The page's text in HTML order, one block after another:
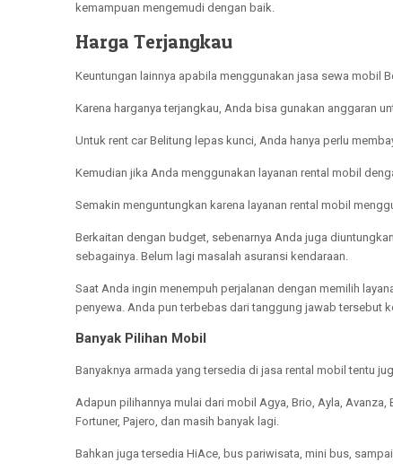
kemampuan mengemudi dengan baik.
Harga Terjangkau
Keuntungan lainnya apabila menggunakan jasa sewa mobil
Karena harganya terjangkau, Anda bisa gunakan anggaran
Untuk rent car Belitung lepas kunci, Anda hanya perlu
Kemudian jika Anda menggunakan layanan rental mobil
Semakin menguntungkan karena layanan rental mobil
Berkaitan dengan budget, sebenarnya Anda juga
sebagainya. Belum lagi masalah asuransi kendaraan.
Saat Anda ingin menempuh perjalanan dengan memilih
penyewa. Anda pun terbebas dari tanggung jawab tersebut
Banyak Pilihan Mobil
Banyaknya armada yang tersedia di jasa rental mobil tentu
Adapun pilihannya mulai dari mobil Agya, Brio, Ayla, Avanza,
Fortuner, Pajero, dan masih banyak lagi.
Bahkan juga tersedia HiAce, bus pariwisata, mini bus,